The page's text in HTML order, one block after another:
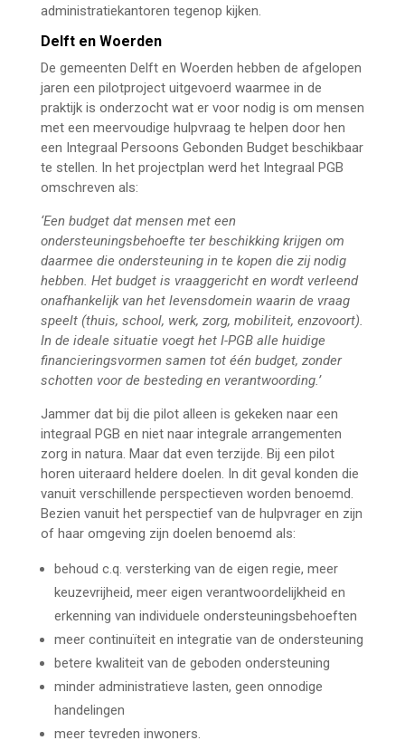
administratiekantoren tegenop kijken.
Delft en Woerden
De gemeenten Delft en Woerden hebben de afgelopen
jaren een pilotproject uitgevoerd waarmee in de
praktijk is onderzocht wat er voor nodig is om mensen
met een meervoudige hulpvraag te helpen door hen
een Integraal Persoons Gebonden Budget beschikbaar
te stellen. In het projectplan werd het Integraal PGB
omschreven als:
‘Een budget dat mensen met een
ondersteuningsbehoefte ter beschikking krijgen om
daarmee die ondersteuning in te kopen die zij nodig
hebben. Het budget is vraaggericht en wordt verleend
onafhankelijk van het levensdomein waarin de vraag
speelt (thuis, school, werk, zorg, mobiliteit, enzovoort).
In de ideale situatie voegt het I-PGB alle huidige
financieringsvormen samen tot één budget, zonder
schotten voor de besteding en verantwoording.’
Jammer dat bij die pilot alleen is gekeken naar een
integraal PGB en niet naar integrale arrangementen
zorg in natura. Maar dat even terzijde. Bij een pilot
horen uiteraard heldere doelen. In dit geval konden die
vanuit verschillende perspectieven worden benoemd.
Bezien vanuit het perspectief van de hulpvrager en zijn
of haar omgeving zijn doelen benoemd als:
behoud c.q. versterking van de eigen regie, meer
keuzevrijheid, meer eigen verantwoordelijkheid en
erkenning van individuele ondersteuningsbehoeften
meer continuïteit en integratie van de ondersteuning
betere kwaliteit van de geboden ondersteuning
minder administratieve lasten, geen onnodige
handelingen
meer tevreden inwoners.